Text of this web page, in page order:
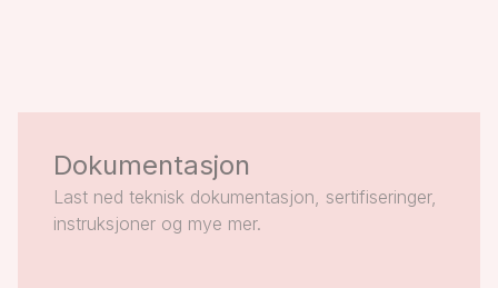
Dokumentasjon
Last ned teknisk dokumentasjon, sertifiseringer,
instruksjoner og mye mer.